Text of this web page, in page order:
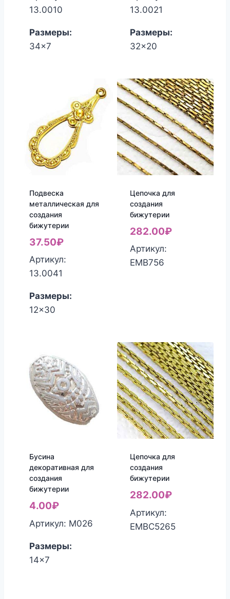
13.0010
Размеры:
34x7
13.0021
Размеры:
32x20
Подвеска
металлическая для
создания
бижутерии
37.50₽
Артикул:
13.0041
Размеры:
12x30
Цепочка для
создания
бижутерии
282.00₽
Артикул:
ЕМВ756
Бусина
декоративная для
создания
бижутерии
4.00₽
Артикул: М026
Размеры:
14x7
Цепочка для
создания
бижутерии
282.00₽
Артикул:
ЕМВС5265